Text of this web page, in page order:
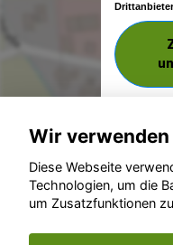
©
Wir
Diese Webseite
Technologien, um die
um Zusatzfunktionen